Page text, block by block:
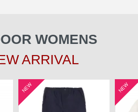
WOMENS
ARRIVAL
NEW NEW